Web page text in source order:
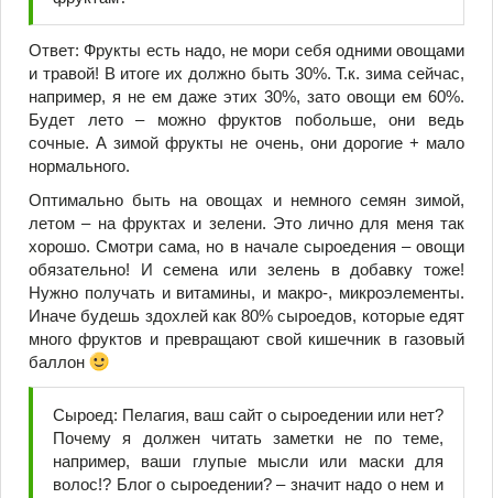
Ответ: Фрукты есть надо, не мори себя одними овощами
и травой! В итоге их должно быть 30%. Т.к. зима сейчас,
например, я не ем даже этих 30%, зато овощи ем 60%.
Будет лето – можно фруктов побольше, они ведь
сочные. А зимой фрукты не очень, они дорогие + мало
нормального.
Оптимально быть на овощах и немного семян зимой,
летом – на фруктах и зелени. Это лично для меня так
хорошо. Смотри сама, но в начале сыроедения – овощи
обязательно! И семена или зелень в добавку тоже!
Нужно получать и витамины, и макро-, микроэлементы.
Иначе будешь здохлей как 80% сыроедов, которые едят
много фруктов и превращают свой кишечник в газовый
баллон
Сыроед: Пелагия, ваш сайт о сыроедении или нет?
Почему я должен читать заметки не по теме,
например, ваши глупые мысли или маски для
волос!? Блог о сыроедении? – значит надо о нем и